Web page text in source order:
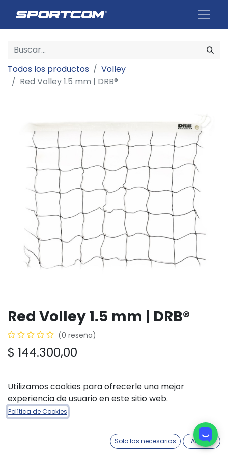
Todos los productos
Volley
Red Volley 1.5 mm | DRB®
Red Volley 1.5 mm | DRB®
(0 reseña)
$ 144.300,00
AÑADIR A LA CESTA COMPRAR AHORA
Fecha aproximada de ingreso: 18/09/2026
Utilizamos cookies para ofrecerle una mejor
experiencia de usuario en este sitio web.
Política de Cookies
Solo las necesarias Acepto